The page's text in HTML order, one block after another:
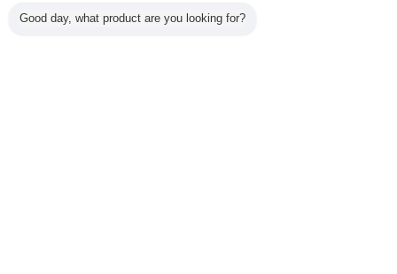
Good day, what product are you looking for?